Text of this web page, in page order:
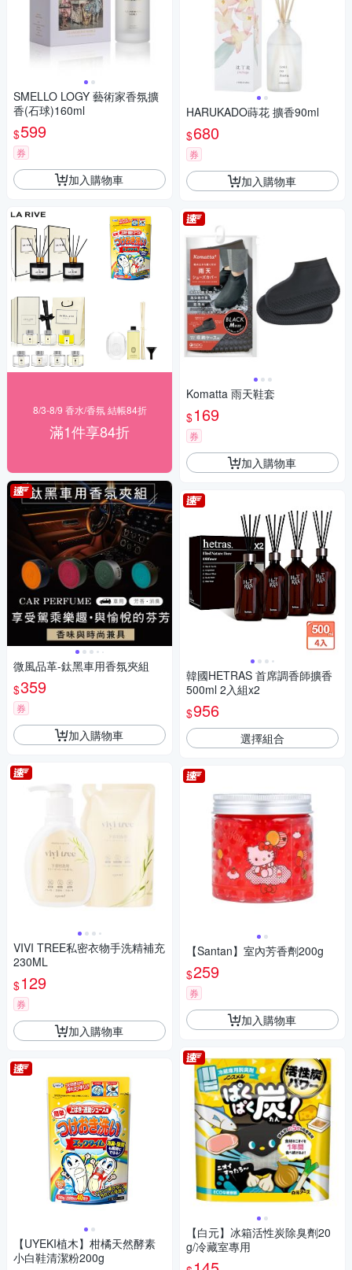
SMELLO LOGY 藝術家香氛擴
香(石球)160ml
$599
券
加入購物車
8/3-8/9 香水/香氛 結帳84折
滿1件享84折
微風品革-鈦黑車用香氛夾組
$359
券
加入購物車
VIVI TREE私密衣物手洗精補充
230ML
$129
券
加入購物車
【UYEKI植木】柑橘天然酵素
小白鞋清潔粉200g
HARUKADO蒔花 擴香90ml
$680
券
加入購物車
Komatta 雨天鞋套
$169
券
加入購物車
韓國HETRAS 首席調香師擴香
500ml 2入組x2
$956
選擇組合
【Santan】室內芳香劑200g
$259
券
加入購物車
【白元】冰箱活性炭除臭劑20
g/冷藏室專用